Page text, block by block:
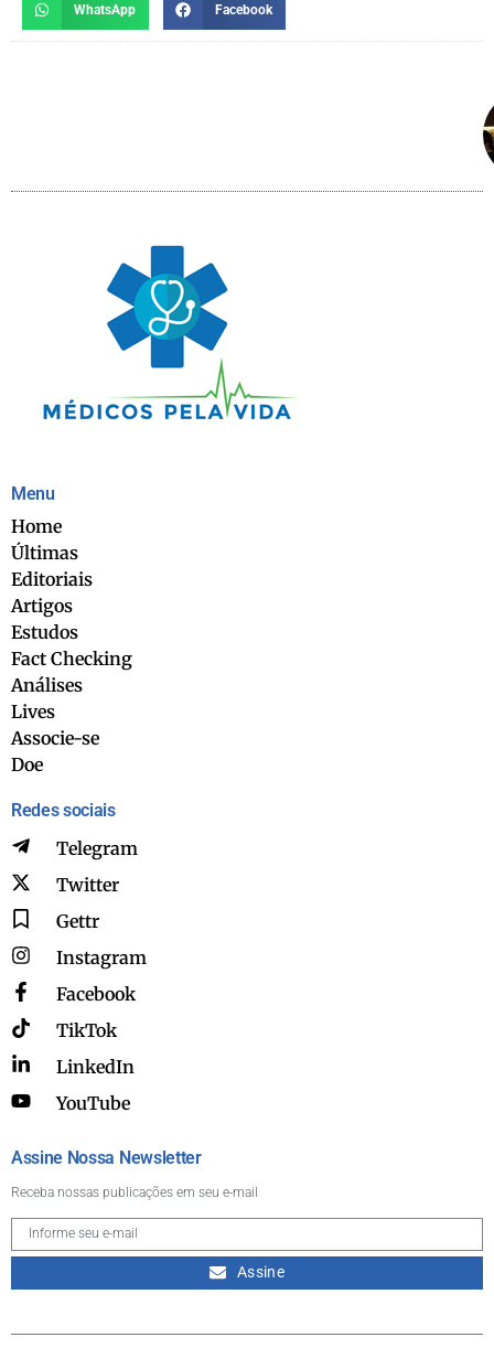
WhatsApp Facebook
Menu
Home
Últimas
Editoriais
Artigos
Estudos
Fact Checking
Análises
Lives
Associe-se
Doe
Redes sociais
Telegram
Twitter
Gettr
Instagram
Facebook
TikTok
LinkedIn
YouTube
Assine Nossa Newsletter
Receba nossas publicações em seu e-mail
Assine